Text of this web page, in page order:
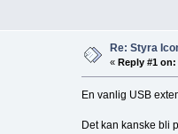
Re: Styra
« Reply #1 on:
En vanlig USB
Det kan kanske bli